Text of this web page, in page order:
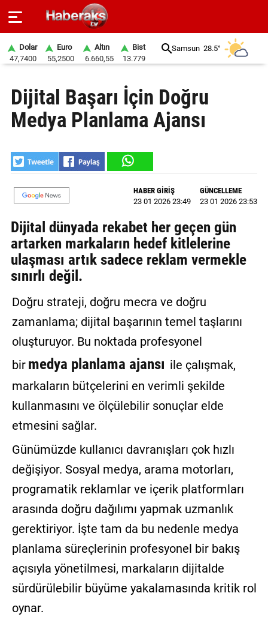
SPOR
YAŞAM
EKONOMİ
SAĞLIK
SİYASET
EĞİTİM
GALERİ
VİDEO
YAZARLAR
BİZE
ULAŞIN
İletişim
Gizlilik
Sözleşmesi
Kullanıcı
Sözleşmesi
Dolar
47,7400
Euro
55,2500
Altın
6.660,55
Bist
13.779
Samsun 28.5°
Dijital Başarı İçin Doğru
Medya Planlama Ajansı
HABER GİRİŞ
23 01 2026 23:49
GÜNCELLEME
23 01 2026 23:53
Dijital dünyada rekabet her geçen gün
artarken markaların hedef kitlelerine
ulaşması artık sadece reklam vermekle
sınırlı değil.
Doğru strateji, doğru mecra ve doğru
zamanlama; dijital başarının temel taşlarını
oluşturuyor. Bu noktada profesyonel
bir medya planlama ajansı ile çalışmak,
markaların bütçelerini en verimli şekilde
kullanmasını ve ölçülebilir sonuçlar elde
etmesini sağlar.
Günümüzde kullanıcı davranışları çok hızlı
değişiyor. Sosyal medya, arama motorları,
programatik reklamlar ve içerik platformları
arasında doğru dağılımı yapmak uzmanlık
gerektiriyor. İşte tam da bu nedenle medya
planlama süreçlerinin profesyonel bir bakış
açısıyla yönetilmesi, markaların dijitalde
sürdürülebilir büyüme yakalamasında kritik rol
oynar.